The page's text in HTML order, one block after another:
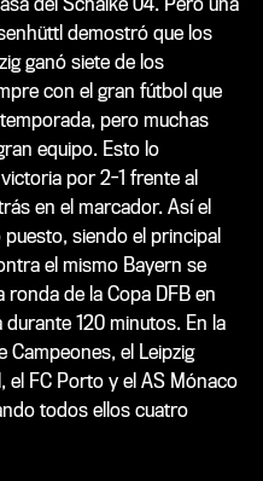
demostró que los
ganó siete de los
con el gran fútbol que
pero muchas
equipo. Esto lo
por 2-1 frente al
en el marcador. Así el
siendo el principal
el mismo Bayern se
de la Copa DFB en
120 minutos. En la
Campeones, el Leipzig
el FC Porto y el AS Mónaco
todos ellos cuatro